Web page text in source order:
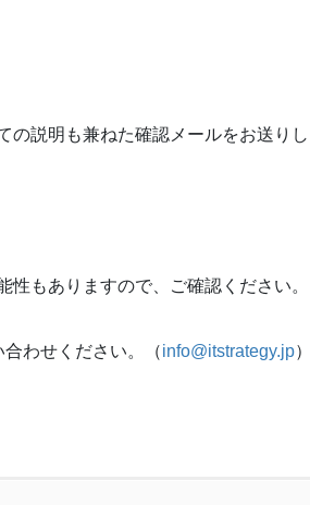
の説明も兼ねた確認メールをお送りし
もありますので、ご確認ください。
わせください。（info@itstrategy.jp）